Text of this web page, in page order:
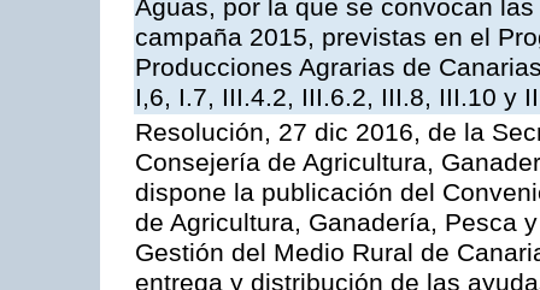
Aguas, por la que se convocan
campaña 2015, previstas en el
Producciones Agrarias de
I,6, I.7, III.4.2, III.6.2, III.8, III.10 y
Resolución, 27 dic 2016, de la
Consejería de Agricultura,
dispone la publicación del
de Agricultura, Ganadería, Pesca
Gestión del Medio Rural de
entrega y distribución de las